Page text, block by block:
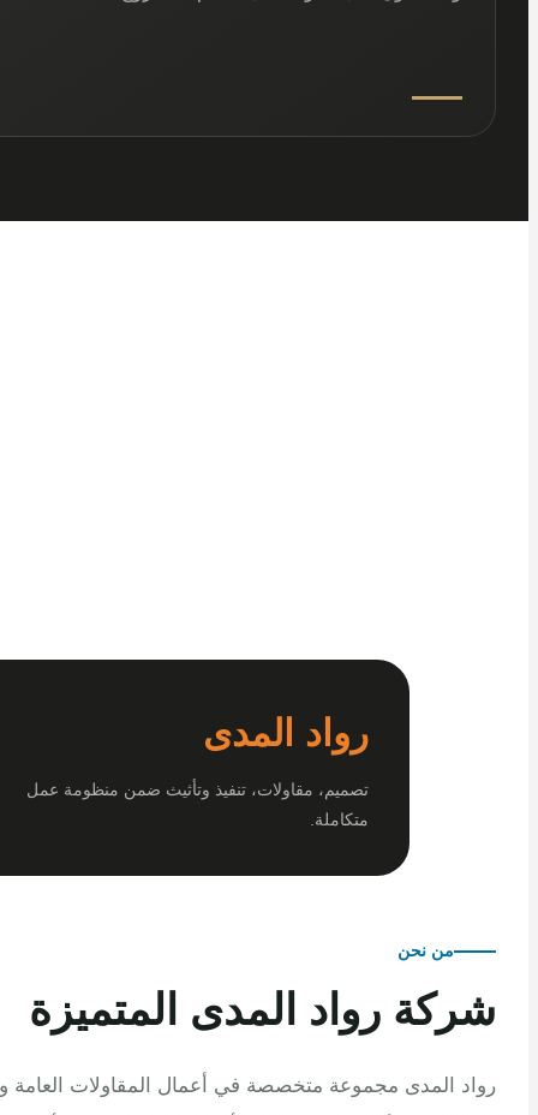
رواد المدى
تصميم، مقاولات، تنفيذ وتأثيث ضمن منظومة عمل
من نحن
رواد المدى المتميزة
المدى مجموعة متخصصة في أعمال المقاولات العامة وتنفيذ